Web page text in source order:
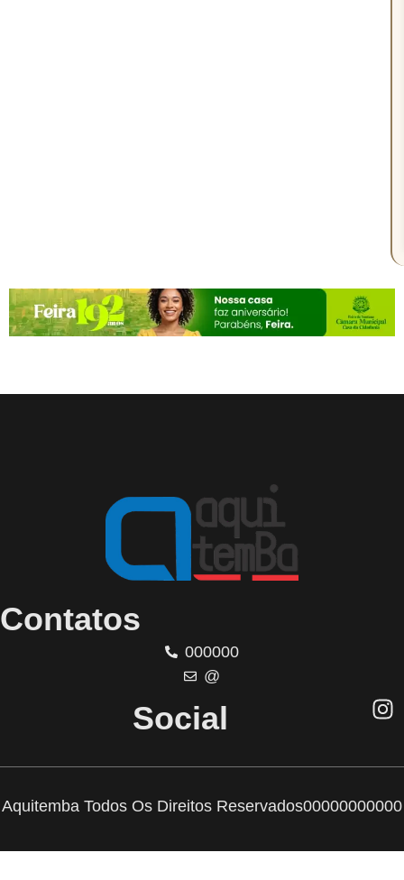
Contatos
000000
@
Social
Aquitemba Todos Os Direitos Reservados00000000000